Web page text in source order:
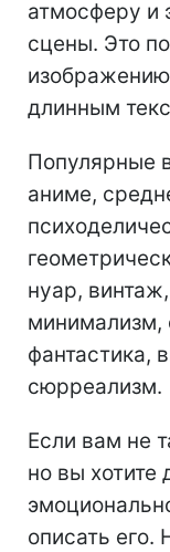
атмосферу и
сцены. Это
длинным
Популярные
аниме,
нуар,
минимализм,
фантастика,
сюрреализм.
Если вам не
но вы хотите
описать его.